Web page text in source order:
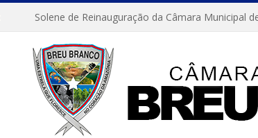
Solene de Reinauguração da Câmara Municipal